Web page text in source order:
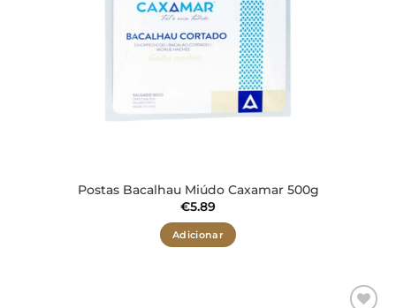
Postas Bacalhau Miúdo Caxamar 500g
€5.89
Adicionar